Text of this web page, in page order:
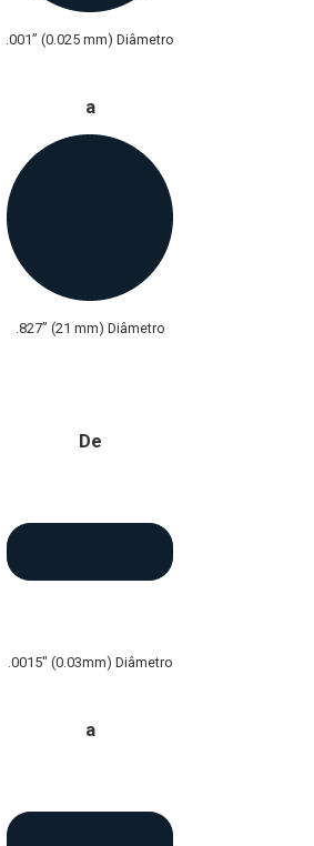
.001” (0.025 mm) Diâmetro
a
.827” (21 mm) Diâmetro
De
.0015" (0.03mm) Diâmetro
a